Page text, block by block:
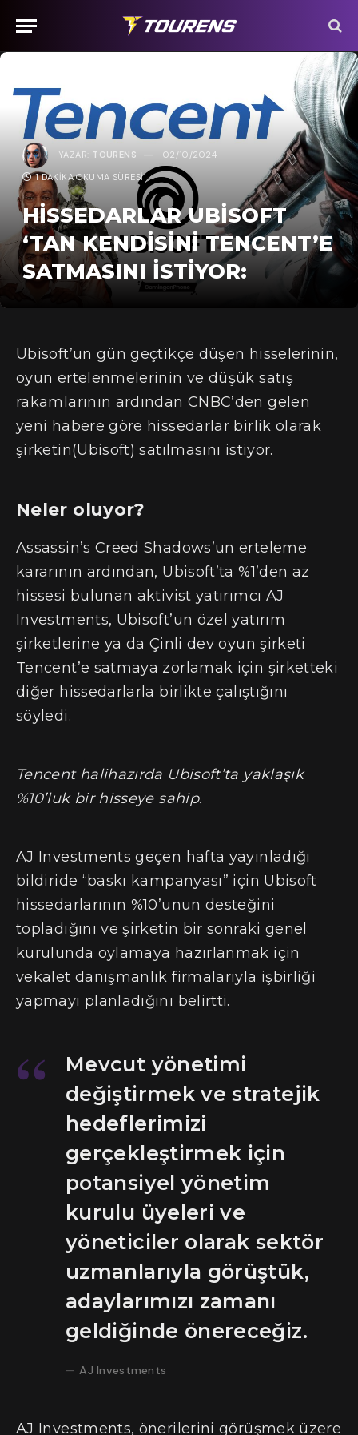
YAZAR: TOURENS 02/10/2024
1 DAKIKA OKUMA SÜRESI
HISSEDARLAR UBISOFT
‘TAN KENDISINI TENCENT’E
SATMASINI İSTIYOR:
Ubisoft’un gün geçtikçe düşen hisselerinin,
oyun ertelenmelerinin ve düşük satış
rakamlarının ardından CNBC’den gelen
yeni habere göre hissedarlar birlik olarak
şirketin(Ubisoft) satılmasını istiyor.
Neler oluyor?
Assassin’s Creed Shadows’un erteleme
kararının ardından, Ubisoft’ta %1’den az
hissesi bulunan aktivist yatırımcı AJ
Investments, Ubisoft’un özel yatırım
şirketlerine ya da Çinli dev oyun şirketi
Tencent’e satmaya zorlamak için şirketteki
diğer hissedarlarla birlikte çalıştığını
söyledi.
Tencent halihazırda Ubisoft’ta yaklaşık
%10’luk bir hisseye sahip.
AJ Investments geçen hafta yayınladığı
bildiride “baskı kampanyası” için Ubisoft
hissedarlarının %10’unun desteğini
topladığını ve şirketin bir sonraki genel
kurulunda oylamaya hazırlanmak için
vekalet danışmanlık firmalarıyla işbirliği
yapmayı planladığını belirtti.
Mevcut yönetimi
değiştirmek ve stratejik
hedeflerimizi
gerçekleştirmek için
potansiyel yönetim
kurulu üyeleri ve
yöneticiler olarak sektör
uzmanlarıyla görüştük,
adaylarımızı zamanı
geldiğinde önereceğiz.
AJ Investments
AJ Investments, önerilerini görüşmek üzere